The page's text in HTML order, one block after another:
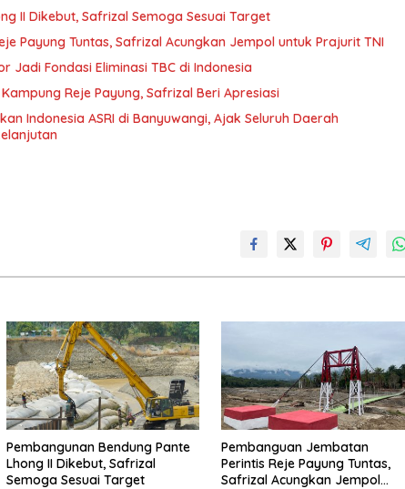
II Dikebut, Safrizal Semoga Sesuai Target
Payung Tuntas, Safrizal Acungkan Jempol untuk Prajurit TNI
Jadi Fondasi Eliminasi TBC di Indonesia
Reje Payung, Safrizal Beri Apresiasi
Indonesia ASRI di Banyuwangi, Ajak Seluruh Daerah
Pembangunan Bendung Pante
Lhong II Dikebut, Safrizal
Semoga Sesuai Target
Pembanguan Jembatan
Perintis Reje Payung Tuntas,
Safrizal Acungkan Jempol